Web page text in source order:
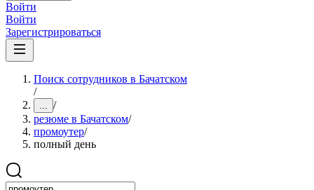
Войти
Войти
Зарегистрироваться
Поиск сотрудников в Бачатском
/
... /
резюме в Бачатском/
промоутер/
полный день